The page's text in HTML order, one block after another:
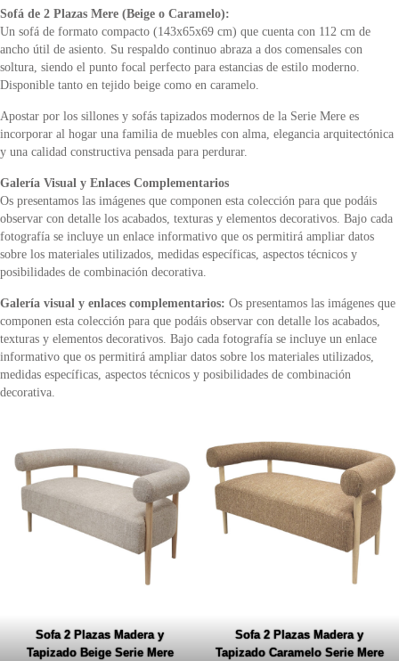
Sofá de 2 Plazas Mere (Beige o Caramelo):
Un sofá de formato compacto (143x65x69 cm) que cuenta con 112 cm de
ancho útil de asiento. Su respaldo continuo abraza a dos comensales con
soltura, siendo el punto focal perfecto para estancias de estilo moderno.
Disponible tanto en tejido beige como en caramelo.
Apostar por los sillones y sofás tapizados modernos de la Serie Mere es
incorporar al hogar una familia de muebles con alma, elegancia arquitectónica
y una calidad constructiva pensada para perdurar.
Galería Visual y Enlaces Complementarios
Os presentamos las imágenes que componen esta colección para que podáis
observar con detalle los acabados, texturas y elementos decorativos. Bajo cada
fotografía se incluye un enlace informativo que os permitirá ampliar datos
sobre los materiales utilizados, medidas específicas, aspectos técnicos y
posibilidades de combinación decorativa.
Galería visual y enlaces complementarios: Os presentamos las imágenes que
componen esta colección para que podáis observar con detalle los acabados,
texturas y elementos decorativos. Bajo cada fotografía se incluye un enlace
informativo que os permitirá ampliar datos sobre los materiales utilizados,
medidas específicas, aspectos técnicos y posibilidades de combinación
decorativa.
Sofa 2 Plazas Madera y
Tapizado Beige Serie Mere
Sofa 2 Plazas Madera y
Tapizado Caramelo Serie Mere